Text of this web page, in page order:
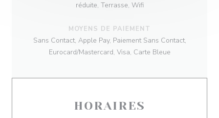
réduite, Terrasse, Wifi
MOYENS DE PAIEMENT
Sans Contact, Apple Pay, Paiement Sans Contact,
Eurocard/Mastercard, Visa, Carte Bleue
HORAIRES